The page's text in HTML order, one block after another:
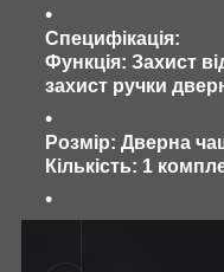
Специфікація:
Функція: Захист
захист ручки
Розмір: Дверна
Кількість: 1